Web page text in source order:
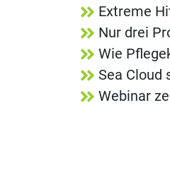
Extreme
Nur drei
Wie
Sea Cloud
Webinar